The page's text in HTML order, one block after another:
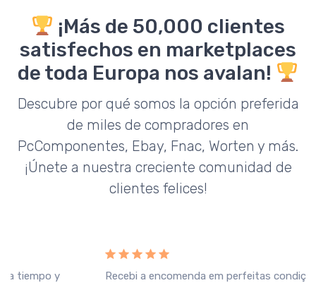
¡Más de 50,000 clientes
satisfechos en marketplaces
de toda Europa nos avalan!
Descubre por qué somos la opción preferida
de miles de compradores en
PcComponentes, Ebay, Fnac, Worten y más.
¡Únete a nuestra creciente comunidad de
clientes felices!
Recebi a encomenda em perfeitas condições, o que